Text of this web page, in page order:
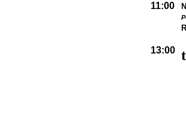
11:00
13:00